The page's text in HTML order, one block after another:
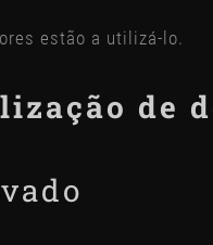
estão a utilizá-lo.
de